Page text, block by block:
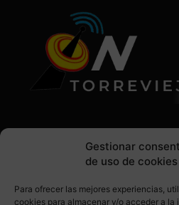
Gestionar
de uso de cookies
Para ofrecer las mejores experiencias,
cookies para almacenar y/o acceder a la
SÍGUENOS EN